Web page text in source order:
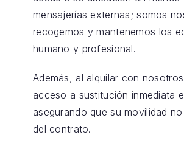
mensajerías externas; somos
recogemos y mantenemos los
humano y profesional.
Además, al alquilar con
acceso a sustitución inmediata
asegurando que su movilidad
del contrato.